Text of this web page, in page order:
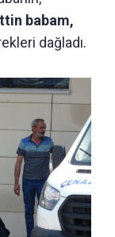
babam,
dağladı.